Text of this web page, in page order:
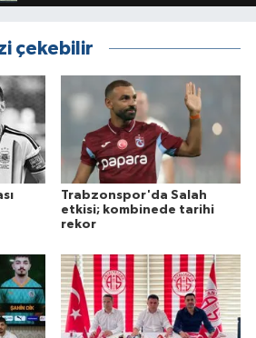
çekebilir
Trabzonspor'da Salah
etkisi; kombinede tarihi
rekor